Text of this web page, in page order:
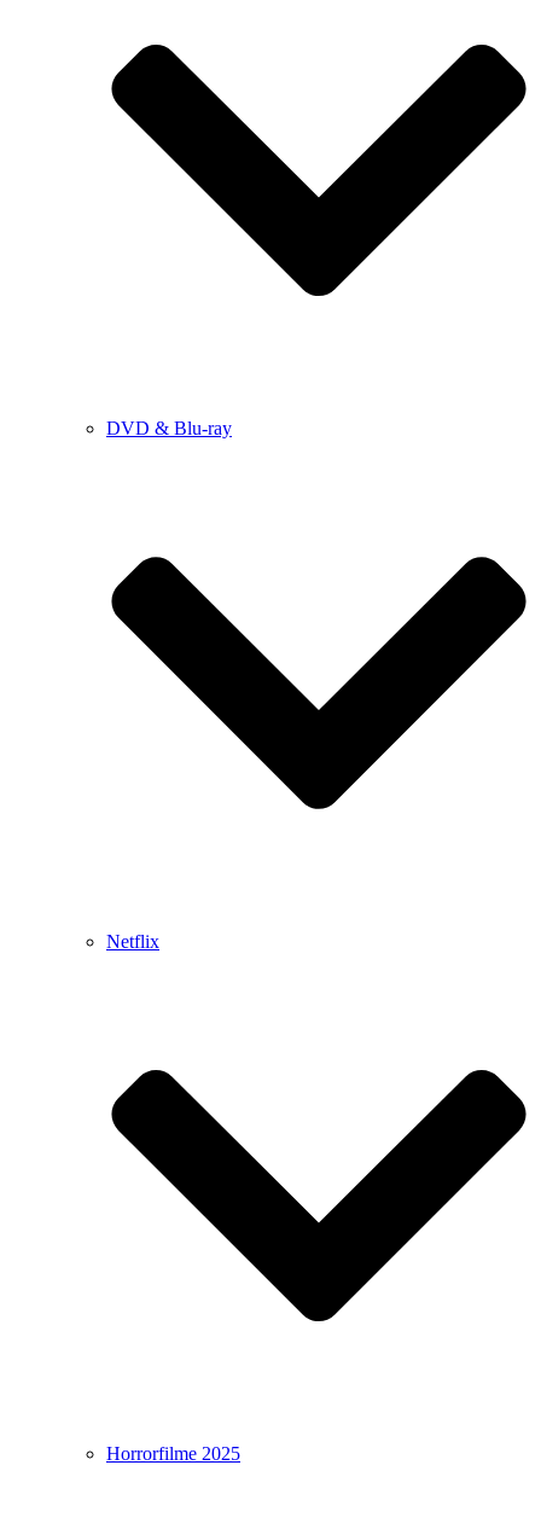
DVD & Blu-ray
Netflix
Horrorfilme 2025